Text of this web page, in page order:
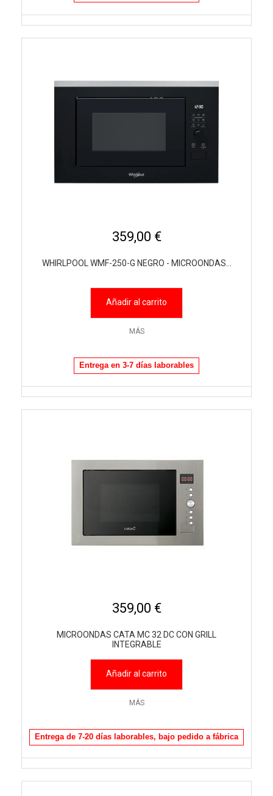
359,00 €
WHIRLPOOL WMF-250-G NEGRO - MICROONDAS...
Añadir al carrito
MÁS
Entrega en 3-7 días laborables
359,00 €
MICROONDAS CATA MC 32 DC CON GRILL
INTEGRABLE
Añadir al carrito
MÁS
Entrega de 7-20 días laborables, bajo pedido a fábrica